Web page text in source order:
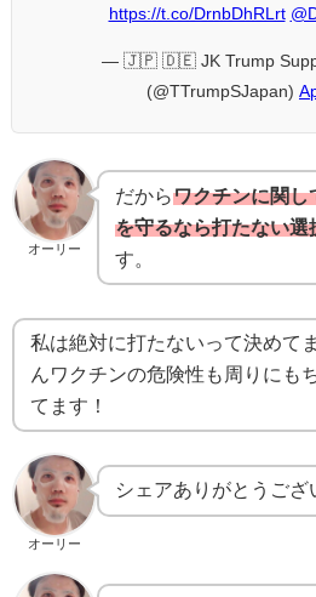
https://t.co/DrnbDhRLrt
— 🇯🇵 🇩🇪 JK Trump
(@TTrumpSJapan)
オーリー
だからワクチンに関し
を守るなら打たない選
す。
私は絶対に打たないって決めて
んワクチンの危険性も周りにも
てます！
オーリー
シェアありがとうござ